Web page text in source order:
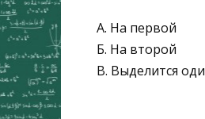
А. На первой
Б. На второй
В. Выделится